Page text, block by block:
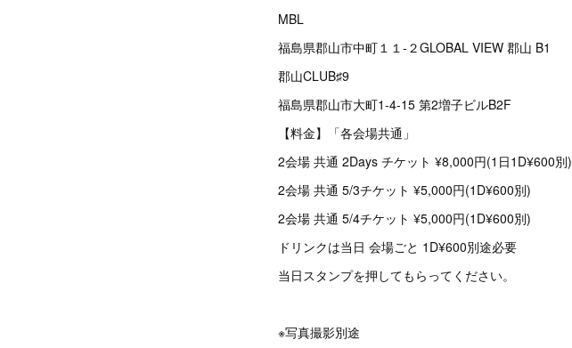
MBL
福島県郡山市中町１１-２GLOBAL VIEW 郡山 B1
郡山CLUB♯9
福島県郡山市大町1-4-15 第2増子ビルB2F
【料金】「各会場共通」
2会場 共通 2Days チケット ¥8,000円(1日1D¥600別)
2会場 共通 5/3チケット ¥5,000円(1D¥600別)
2会場 共通 5/4チケット ¥5,000円(1D¥600別)
ドリンクは当日 会場ごと 1D¥600別途必要
当日スタンプを押してもらってください。
※写真撮影別途